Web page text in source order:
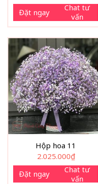
Đặt ngay
Chat tư
vấn
Hộp hoa 11
2.025.000₫
Đặt ngay
Chat tư
vấn